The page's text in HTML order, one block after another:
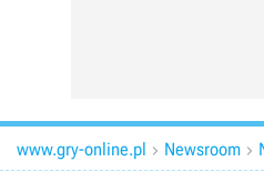
www.gry-online.pl  Newsroom 